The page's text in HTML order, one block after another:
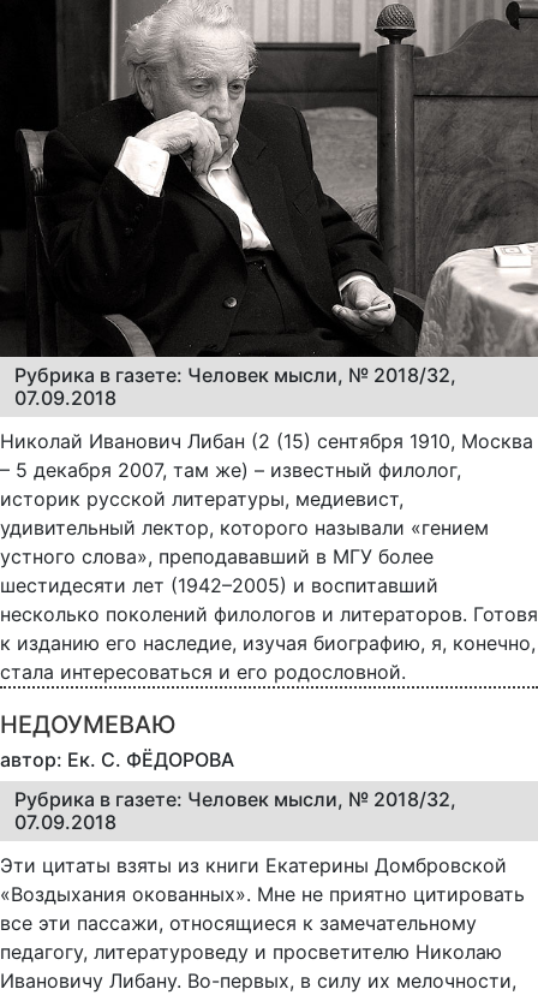
Рубрика в газете: Человек мысли, № 2018/32,
07.09.2018
Николай Иванович Либан (2 (15) сентября 1910, Москва
– 5 декабря 2007, там же) – известный филолог,
историк русской литературы, медиевист,
удивительный лектор, которого называли «гением
устного слова», преподававший в МГУ более
шестидесяти лет (1942–2005) и воспитавший
несколько поколений филологов и литераторов. Готовя
к изданию его наследие, изучая биографию, я, конечно,
стала интересоваться и его родословной.
НЕДОУМЕВАЮ
автор: Ек. С. ФЁДОРОВА
Рубрика в газете: Человек мысли, № 2018/32,
07.09.2018
Эти цитаты взяты из книги Екатерины Домбровской
«Воздыхания окованных». Мне не приятно цитировать
все эти пассажи, относящиеся к замечательному
педагогу, литературоведу и просветителю Николаю
Ивановичу Либану. Во-первых, в силу их мелочности,